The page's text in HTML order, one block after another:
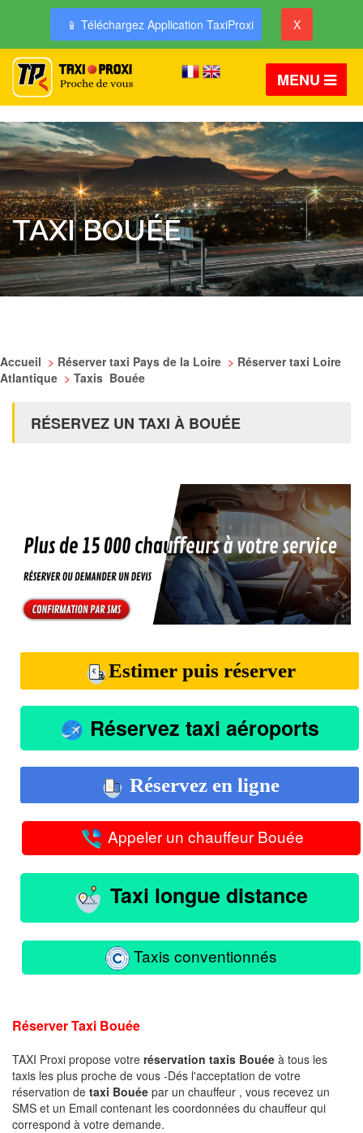
📱 Téléchargez Application TaxiProxi X
MENU
TAXI BOUÉE
Accueil > Réserver taxi Pays de la Loire > Réserver taxi Loire
Atlantique > Taxis Bouée
RÉSERVEZ UN TAXI À BOUÉE
Estimer puis réserver
Réservez taxi aéroports
Réservez en ligne
Appeler un chauffeur Bouée
Taxi longue distance
Taxis conventionnés
Réserver Taxi Bouée
TAXI Proxi propose votre réservation taxis Bouée à tous les
taxis les plus proche de vous -Dés l'acceptation de votre
réservation de taxi Bouée par un chauffeur , vous recevez un
SMS et un Email contenant les coordonnées du chauffeur qui
correspond à votre demande.